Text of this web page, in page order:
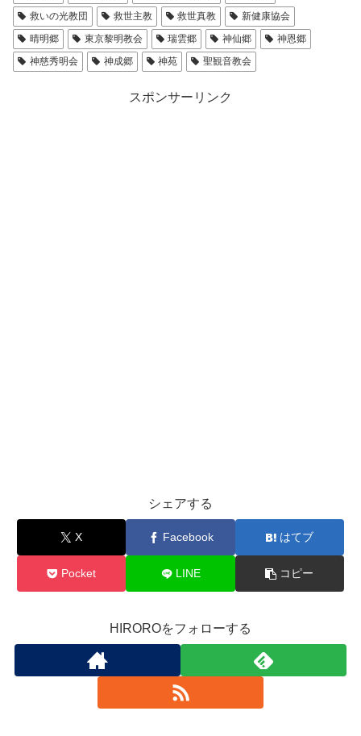
救いの光教団
救世主教 救世真教
新健康協会
晴明郷
東京黎明教会 瑞雲郷 神仙郷
神恩郷
神慈秀明会
神成郷 神苑 聖観音教会
スポンサーリンク
シェアする
X Facebook はてブ
Pocket LINE コピー
HIROROをフォローする